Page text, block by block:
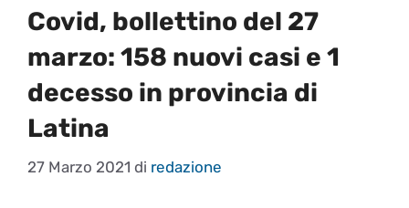
Covid, bollettino del 27
marzo: 158 nuovi casi e 1
decesso in provincia di
Latina
27 Marzo 2021 di redazione